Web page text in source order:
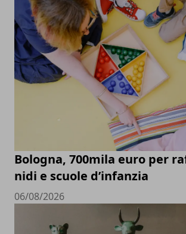
Bologna, 700mila euro per
nidi e scuole d’infanzia
06/08/2026